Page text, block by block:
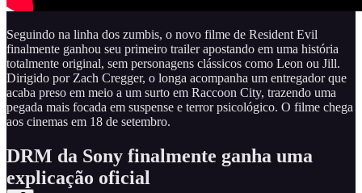
Seguindo na linha dos zumbis, o novo filme de Resident Evil
finalmente ganhou seu primeiro trailer apostando em uma história
totalmente original, sem personagens clássicos como Leon ou Jill.
Dirigido por Zach Cregger, o longa acompanha um entregador que
acaba preso em meio a um surto em Raccoon City, trazendo uma
pegada mais focada em suspense e terror psicológico. O filme chega
aos cinemas em 18 de setembro.
DRM da Sony finalmente ganha uma
explicação oficial